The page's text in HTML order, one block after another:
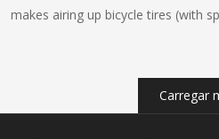
makes airing up bicycle tires (with
Carregar